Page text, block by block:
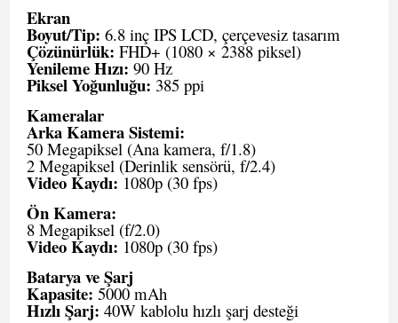
Ekran
Boyut/Tip: 6.8 inç IPS LCD, çerçevesiz tasarım
Çözünürlük: FHD+ (1080 × 2388 piksel)
Yenileme Hızı: 90 Hz
Piksel Yoğunluğu: 385 ppi
Kameralar
Arka Kamera Sistemi:
50 Megapiksel (Ana kamera, f/1.8)
2 Megapiksel (Derinlik sensörü, f/2.4)
Video Kaydı: 1080p (30 fps)
Ön Kamera:
8 Megapiksel (f/2.0)
Video Kaydı: 1080p (30 fps)
Batarya ve Şarj
Kapasite: 5000 mAh
Hızlı Şarj: 40W kablolu hızlı şarj desteği